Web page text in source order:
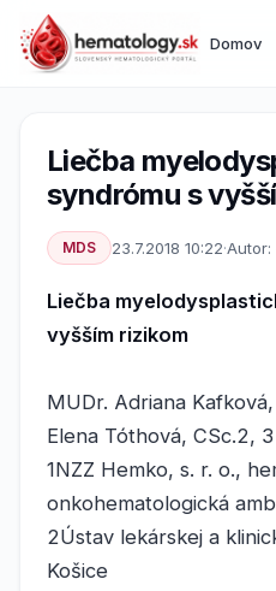
Domov
Liečba
syndrómu s
MDS 23.7.2018 10:22·Autor:
Liečba
vyšším rizikom
MUDr. Adriana
Elena Tóthová, CSc.2, 3
1NZZ Hemko, s. r. o.,
onkohematologická
2Ústav lekárskej a
Košice